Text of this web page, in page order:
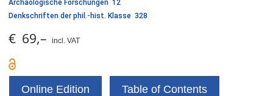
Archäologische Forschungen 12
Denkschriften der phil.-hist. Klasse 328
€ 69,– incl. VAT
Online Edition Table of Contents